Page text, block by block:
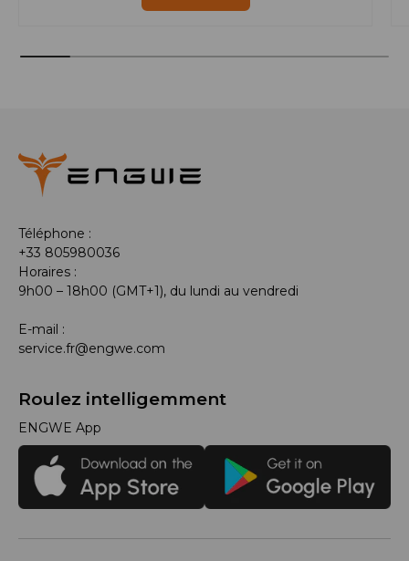
Téléphone :
+33 805980036
Horaires :
9h00 – 18h00 (GMT+1), du lundi au vendredi
E-mail :
service.fr@engwe.com
Roulez intelligemment
ENGWE App